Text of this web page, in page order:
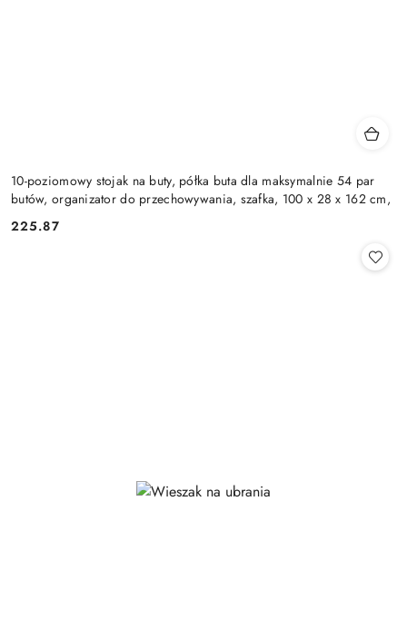
10-poziomowy stojak na buty, półka buta dla maksymalnie 54 par
butów, organizator do przechowywania, szafka, 100 x 28 x 162 cm,
Cena:
225.87